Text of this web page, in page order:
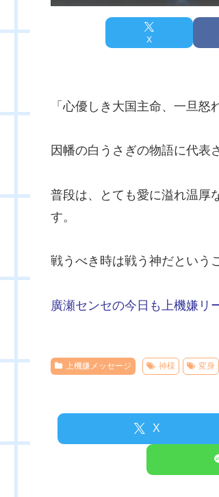
X
「心優しき大国主命、一旦怒
因幡の白うさぎの物語に代表
普段は、とても愛に溢れ温厚
す。
戦うべき時は戦う神だという
廣瀬センセの今日も上機嫌リ
上機嫌メッセージ 神様 変身
X